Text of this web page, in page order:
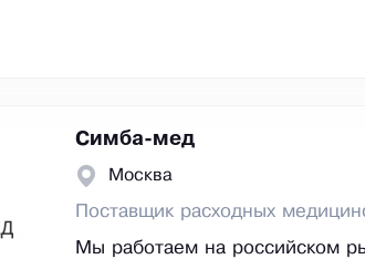
Симба-мед
Москва
Поставщик расходных
Мы работаем на российском